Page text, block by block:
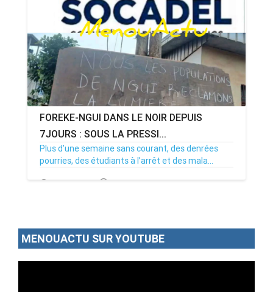
FOREKE-NGUI DANS LE NOIR DEPUIS
7JOURS : SOUS LA PRESSI...
Plus d’une semaine sans courant, des denrées
pourries, des étudiants à l’arrêt et des mala...
02/07/26 Par MenouActu 0
MENOUACTU SUR YOUTUBE